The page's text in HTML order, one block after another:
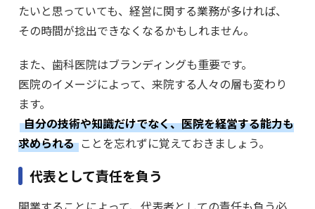
たいと思っていても、経営に関する業務が多ければ、
その時間が捻出できなくなるかもしれません。
また、歯科医院はブランディングも重要です。
医院のイメージによって、来院する人々の層も変わり
ます。
自分の技術や知識だけでなく、医院を経営する能力も
求められる ことを忘れずに覚えておきましょう。
代表として責任を負う